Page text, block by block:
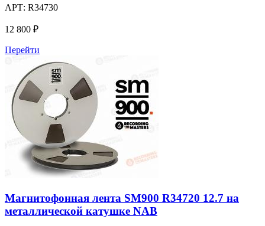
АРТ: R34730
12 800 ₽
Перейти
Магнитофонная лента SM900 R34720 12.7 на
металлической катушке NAB